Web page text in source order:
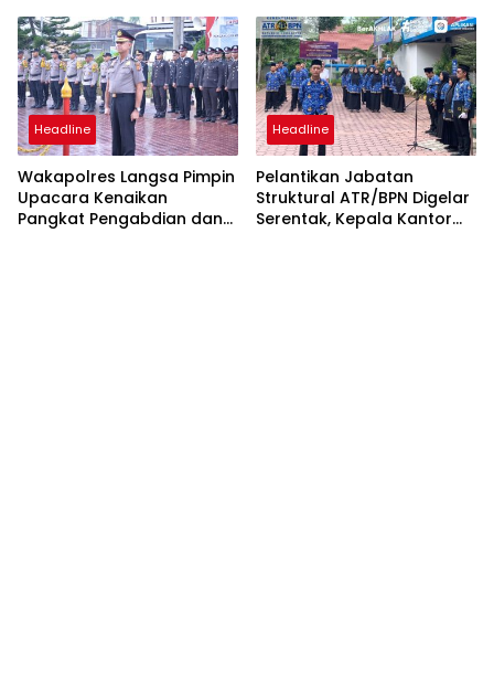
Mudah dan Humanis
Headline
Wakapolres Langsa Pimpin
Upacara Kenaikan
Pangkat Pengabdian dan
Headline
Pelantikan Jabatan
Struktural ATR/BPN Digelar
Serentak, Kepala Kantor